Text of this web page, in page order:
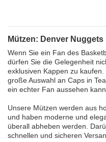
Mützen: Denver Nuggets
Wenn Sie ein Fan des
dürfen Sie die Gelegenheit
exklusiven Kappen zu
große Auswahl an Caps in
ein echter Fan aussehen
Unsere Mützen werden aus
und haben moderne und
überall abheben werden.
schnellen und sicheren